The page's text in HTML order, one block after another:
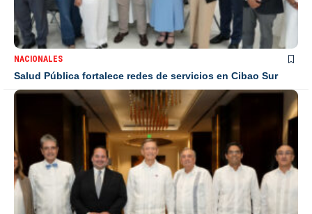
NACIONALES
Salud Pública fortalece redes de servicios en Cibao Sur